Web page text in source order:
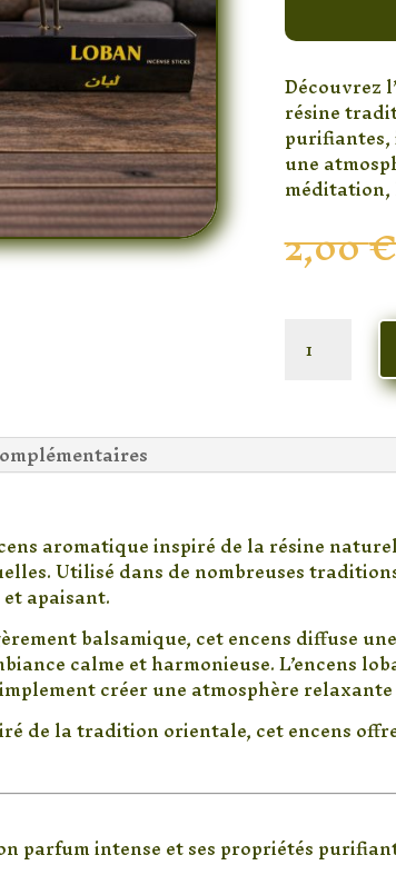
Découvrez l’
résine
une
2,00€
Shalimar
Bâtonnets
Résine
Loban
Purifiante
aromatique inspiré de la résine
Utilisé dans de nombreuses
apaisant.
balsamique, cet encens diffuse
calme et harmonieuse. L’encens
créer une atmosphère
de la tradition orientale, cet encens
Loban ?
parfum intense et ses propriétés